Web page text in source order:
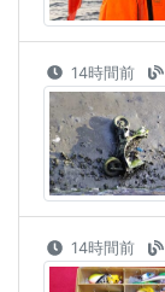
14時間前
14時間前